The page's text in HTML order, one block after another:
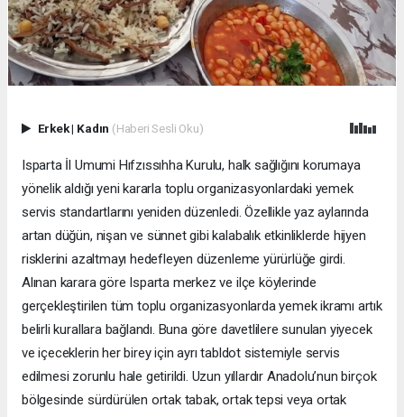
Erkek| Kadın (Haberi Sesli Oku)
Isparta İl Umumi Hıfzıssıhha Kurulu, halk sağlığını korumaya
yönelik aldığı yeni kararla toplu organizasyonlardaki yemek
servis standartlarını yeniden düzenledi. Özellikle yaz aylarında
artan düğün, nişan ve sünnet gibi kalabalık etkinliklerde hijyen
risklerini azaltmayı hedefleyen düzenleme yürürlüğe girdi.
Alınan karara göre Isparta merkez ve ilçe köylerinde
gerçekleştirilen tüm toplu organizasyonlarda yemek ikramı artık
belirli kurallara bağlandı. Buna göre davetlilere sunulan yiyecek
ve içeceklerin her birey için ayrı tabldot sistemiyle servis
edilmesi zorunlu hale getirildi. Uzun yıllardır Anadolu’nun birçok
bölgesinde sürdürülen ortak tabak, ortak tepsi veya ortak